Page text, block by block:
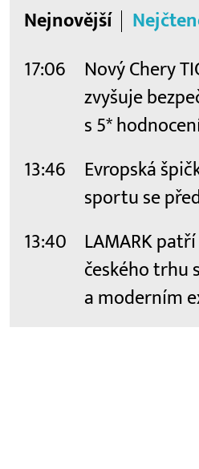
Nejnovější
17:06
Nový Chery
zvyšuje
s 5*
13:46
Evropská
sportu se
13:40
LAMARK
českého trhu
a moderním